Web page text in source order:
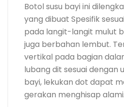
Botol susu bayi ini
yang dibuat Spesifik
pada langit-langit mulut
juga berbahan lembut.
vertikal pada bagian
lubang dit sesuai dengan
bayi, lekukan dot dapat
gerakan menghisap alami.